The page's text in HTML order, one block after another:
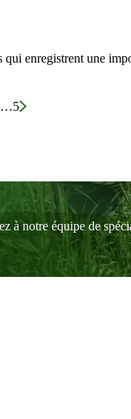
qui enregistrent une
…5
à notre équipe de